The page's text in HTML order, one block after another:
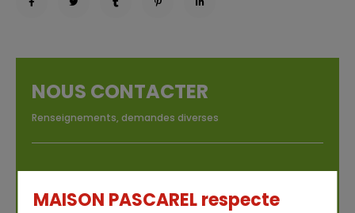
NOUS CONTACTER
Renseignements, demandes diverses
MAISON PASCAREL respecte